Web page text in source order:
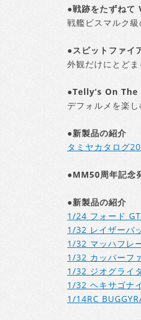
●戦跡をたずねて
戦艦ビスマルク
●スピットファイ
外観だけにとど
●Telly’s On
デフォルメを楽
●新製品の紹介
タミヤカタログ
●MM50周年記念
●新製品の紹介
1/24 フォード GT
1/32 レイザーバ
1/32 マッハフレ
1/32 カッパーフ
1/32 ジオグライ
1/32 ヘキサゴナ
1/14RC